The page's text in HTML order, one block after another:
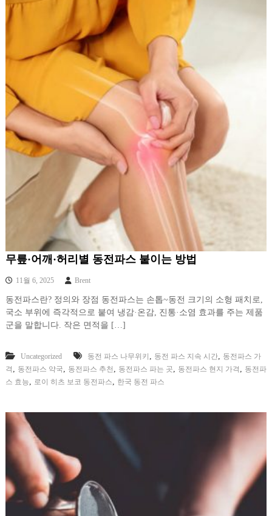
무릎·어깨·허리별 동전파스 붙이는 방법
11월 6, 2025 Brent
동전파스란? 정의와 장점 동전파스는 손톱~동전 크기의 소형 패치로,
국소 부위에 즉각적으로 붙여 냉감·온감, 진통·소염 효과를 주는 제품
군을 말합니다. 작은 면적을 […]
Uncategorized 동전 파스 나무위키 , 동전 파스 지속 시간, 동전파스 가
격 , 동전파스 약국, 동전파스 추천 , 동전파스 파는 곳, 동전파스 현지 가격 , 동전파
스 효능, 로이 히츠 보코 동전파스, 한국 동전 파스